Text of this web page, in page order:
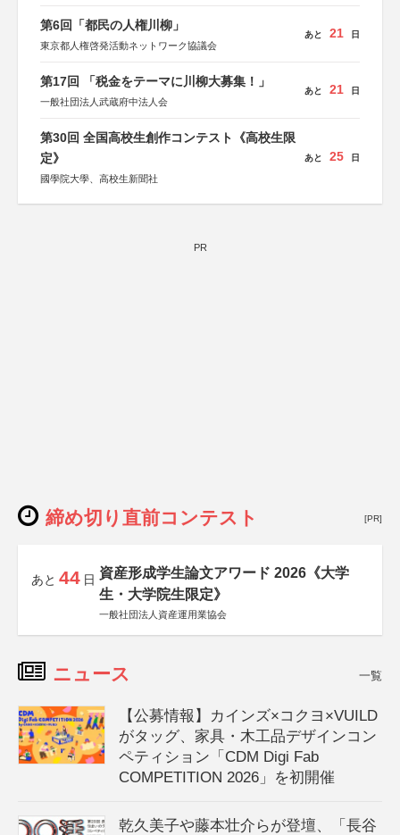
第6回「都民の人権川柳」
東京都人権啓発活動ネットワーク協議会
あと 21 日
第17回 「税金をテーマに川柳大募集！」
一般社団法人武蔵府中法人会
あと 21 日
第30回 全国高校生創作コンテスト《高校生限
定》
國學院大學、高校生新聞社
あと 25 日
PR
締め切り直前コンテスト [PR]
あと 44 日 資産形成学生論文アワード 2026《大学
生・大学院生限定》
一般社団法人資産運用業協会
ニュース 一覧
【公募情報】カインズ×コクヨ×VUILD
がタッグ、家具・木工品デザインコン
ペティション「CDM Digi Fab
COMPETITION 2026」を初開催
乾久美子や藤本壮介らが登壇、「長谷